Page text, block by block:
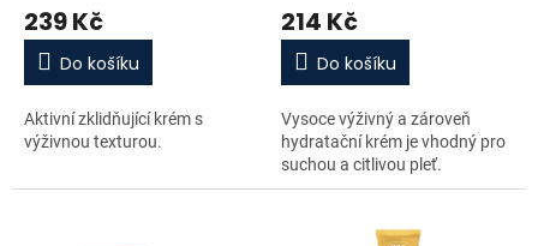
239 Kč
Do košíku
Aktivní zklidňující krém s
výživnou texturou.
214 Kč
Do košíku
Vysoce výživný a zároveň
hydratační krém je vhodný pro
suchou a citlivou pleť.